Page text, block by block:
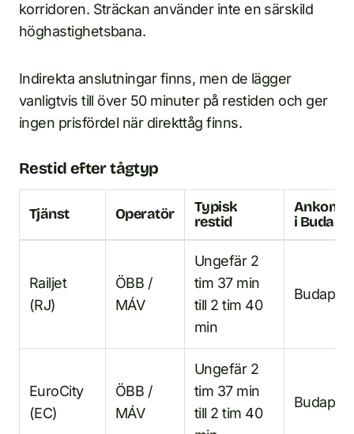
korridoren. Sträckan använder inte en särskild
höghastighetsbana.
Indirekta anslutningar finns, men de lägger
vanligtvis till över 50 minuter på restiden och ger
ingen prisfördel när direkttåg finns.
Restid efter tågtyp
Tjänst Operatör
Typisk
restid
i
Railjet
(RJ)
ÖBB /
MÁV
Ungefär 2
tim 37 min
till 2 tim 40
min
EuroCity
(EC)
ÖBB /
MÁV
Ungefär 2
tim 37 min
till 2 tim 40